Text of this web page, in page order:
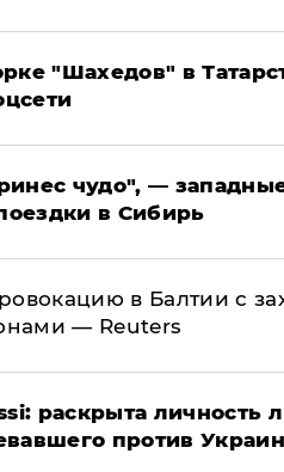
"Шахедов" в
чудо", —
в Сибирь
в Балтии с
— Reuters
раскрыта личность
против